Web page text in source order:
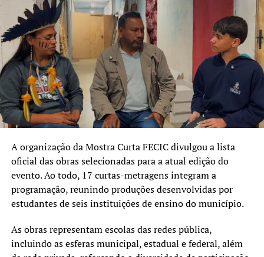
A organização da Mostra Curta FECIC divulgou a lista
oficial das obras selecionadas para a atual edição do
evento. Ao todo, 17 curtas-metragens integram a
programação, reunindo produções desenvolvidas por
estudantes de seis instituições de ensino do município.
As obras representam escolas das redes pública,
incluindo as esferas municipal, estadual e federal, além